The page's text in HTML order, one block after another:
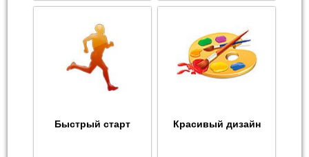
Быстрый старт Красивый дизайн